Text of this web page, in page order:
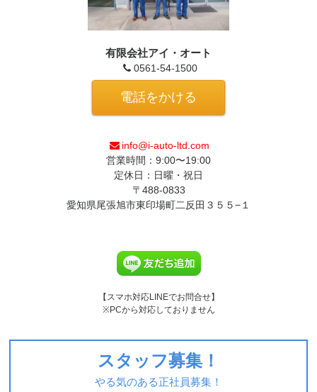
有限会社アイ・オート
0561-54-1500
電話をかける
info@i-auto-ltd.com
営業時間：9:00〜19:00
定休日：日曜・祝日
〒488-0833
愛知県尾張旭市東印場町二反田３５５−１
【スマホ対応LINEでお問合せ】
※PCから対応しておりません
スタッフ募集！
やる気のある正社員募集！